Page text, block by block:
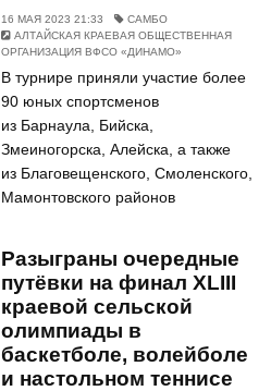
16 МАЯ 2023 21:33
САМБО
АЛТАЙСКАЯ КРАЕВАЯ ОБЩЕСТВЕННАЯ
ОРГАНИЗАЦИЯ ВФСО «ДИНАМО»
В турнире приняли участие более
90 юных спортсменов
из Барнаула, Бийска,
Змеиногорска, Алейска, а также
из Благовещенского, Смоленского,
Мамонтовского районов
Разыграны очередные
путёвки на финал XLIII
краевой сельской
олимпиады в
баскетболе, волейболе
и настольном теннисе